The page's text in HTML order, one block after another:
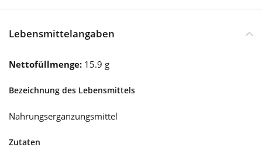
Lebensmittelangaben
Nettofüllmenge: 15.9 g
Bezeichnung des Lebensmittels
Nahrungsergänzungsmittel
Zutaten